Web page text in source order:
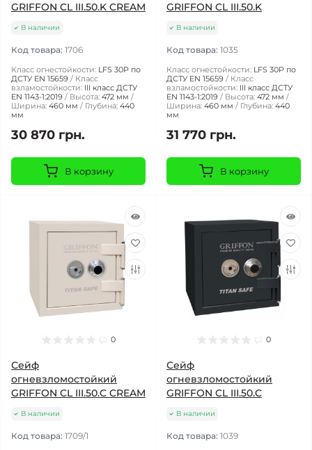
GRIFFON CL III.50.K CREAM
В наличии
Код товара: 1706
Класс огнестойкости: LFS 30P по
ДСТУ EN 15659
Класс
взламостойкости: III класс ДСТУ
EN 1143-1:2019
Высота: 472 мм
Ширина: 460 мм Глубина: 440
мм
30 870 грн.
В корзину
GRIFFON CL III.50.K
В наличии
Код товара: 1035
Класс огнестойкости: LFS 30P по
ДСТУ EN 15659
Класс
взламостойкости: III класс ДСТУ
EN 1143-1:2019
Высота: 472 мм
Ширина: 460 мм Глубина: 440
мм
31 770 грн.
В корзину
0
Сейф
огневзломостойкий
GRIFFON CL III.50.C CREAM
В наличии
Код товара: 1709/1
0
Сейф
огневзломостойкий
GRIFFON CL III.50.C
В наличии
Код товара: 1039